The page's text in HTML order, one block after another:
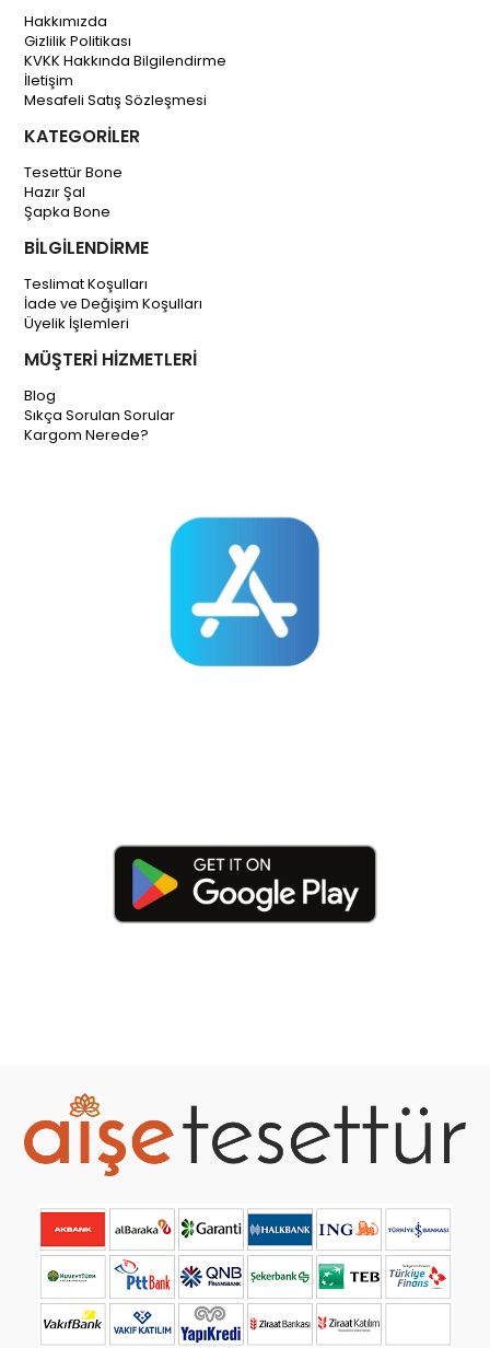
Hakkımızda
Gizlilik Politikası
KVKK Hakkında Bilgilendirme
İletişim
Mesafeli Satış Sözleşmesi
KATEGORİLER
Tesettür Bone
Hazır Şal
Şapka Bone
BİLGİLENDİRME
Teslimat Koşulları
İade ve Değişim Koşulları
Üyelik İşlemleri
MÜŞTERİ HİZMETLERİ
Blog
Sıkça Sorulan Sorular
Kargom Nerede?